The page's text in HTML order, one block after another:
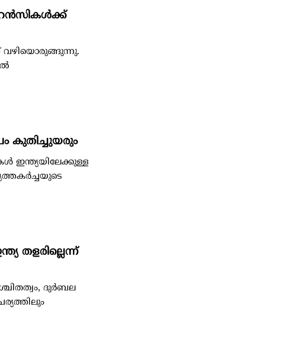
വഴിയൊരുങ്ങുന്നു.
കുതിച്ചുയരും
ഇന്ത്യയിലേക്കുള്ള
തളരില്ലെന്ന്
ദുർബല